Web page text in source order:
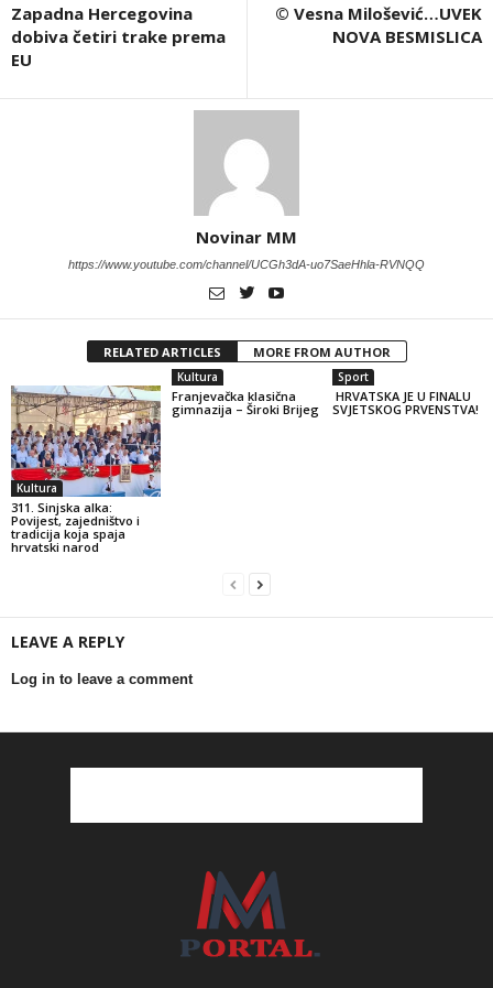
Zapadna Hercegovina
dobiva četiri trake prema
EU
© Vesna Milošević…UVEK
NOVA BESMISLICA
Novinar MM
https://www.youtube.com/channel/UCGh3dA-uo7SaeHhla-RVNQQ
RELATED ARTICLES MORE FROM AUTHOR
Kultura
311. Sinjska alka:
Povijest, zajedništvo i
tradicija koja spaja
hrvatski narod
Kultura
Franjevačka klasična
gimnazija – Široki Brijeg
Sport
HRVATSKA JE U FINALU
SVJETSKOG PRVENSTVA!
LEAVE A REPLY
Log in to leave a comment